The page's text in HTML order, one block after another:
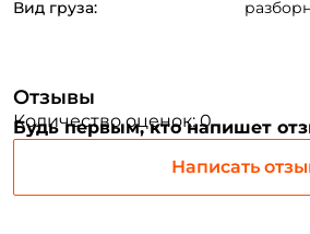
Вид груза:
Отзывы
Количество оценок: 0
Будь первым, кто напишет
Написать
Придумайте пароль: *
Повторите пароль: *